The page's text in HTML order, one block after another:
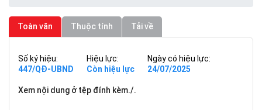
Toàn văn Thuộc tính Tải về
Số ký hiệu:
447/QĐ-UBND
Hiệu lực:
Còn hiệu lực
Ngày có hiệu lực:
24/07/2025
Xem nội dung ở tệp đính kèm./.